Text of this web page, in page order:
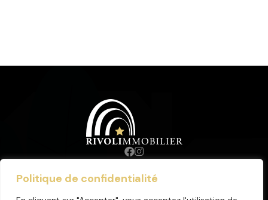
Politique de confidentialité